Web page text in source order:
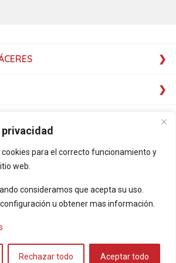
cookies para el correcto funcionamiento y
web.
consideramos que acepta su uso.
u obtener mas información.
Rechazar todo Aceptar todo
Web
de vídeo – interpretación – FEXAS